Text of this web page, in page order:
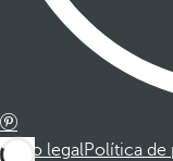
Aviso legalPolítica de